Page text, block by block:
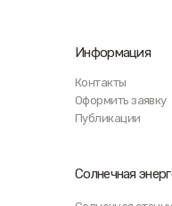
Информация
Контакты
Оформить заявку
Публикации
Солнечная